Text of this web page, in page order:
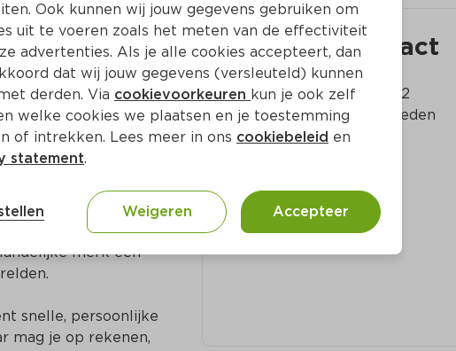
-
elkaar. In onze
zijn die biologisch
een duidelijke
liefst
de ruimte om
merk een
snelle, persoonlijke
mag je op rekenen,
Adres en contact
Johan van Veenplein 2
9982 BL Uithuizermeeden
Ook kunnen wij jouw gegevens gebruiken om
uit te voeren zoals het meten van de effectiviteit
advertenties. Als je alle cookies accepteert, dan
dat wij jouw gegevens (versleuteld) kunnen
derden. Via cookievoorkeuren kun je ook zelf
welke cookies we plaatsen en je toestemming
of intrekken. Lees meer in ons cookiebeleid en
statement.
Weigeren Accepteer